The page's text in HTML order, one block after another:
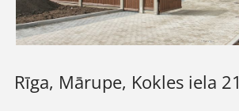
Rīga, Mārupe, Kokles iela 21